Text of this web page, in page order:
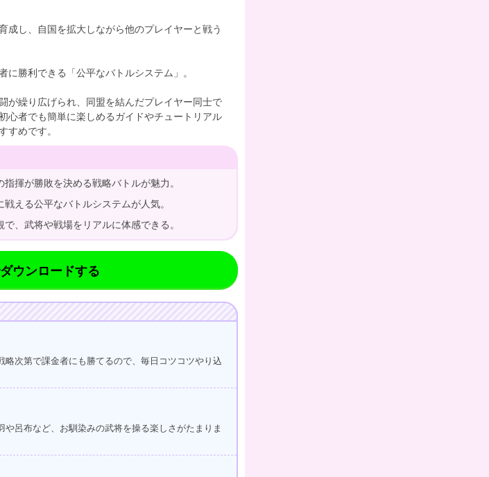
成し、自国を拡大しながら他のプレイヤーと戦う
勝利できる「公平なバトルシステム」。
が繰り広げられ、同盟を結んだプレイヤー同士で
心者でも簡単に楽しめるガイドやチュートリアル
すめです。
揮が勝敗を決める戦略バトルが魅力。
える公平なバトルシステムが人気。
、武将や戦場をリアルに体感できる。
ウンロードする
次第で課金者にも勝てるので、毎日コツコツやり込
呂布など、お馴染みの武将を操る楽しさがたまりま